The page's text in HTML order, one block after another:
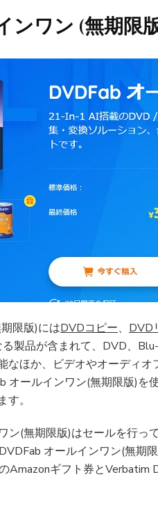
ンワン (無期限
限版)にはDVDコピー、 DVD
製品が含まれて、DVD、
なほか、ビデオやオーディ
オールインワン(無期限版)
。
ン(無期限版)はセールを行
オールインワン(無期
Amazonギフト券と